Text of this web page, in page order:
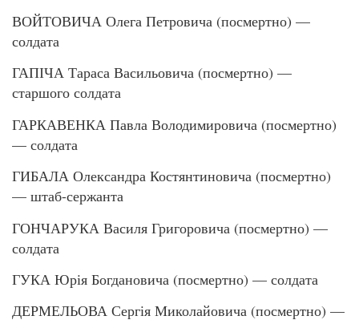
ВОЙТОВИЧА Олега Петровича (посмертно) —
солдата
ГАПІЧА Тараса Васильовича (посмертно) —
старшого солдата
ГАРКАВЕНКА Павла Володимировича (посмертно)
— солдата
ГИБАЛА Олександра Костянтиновича (посмертно)
— штаб-сержанта
ГОНЧАРУКА Василя Григоровича (посмертно) —
солдата
ГУКА Юрія Богдановича (посмертно) — солдата
ДЕРМЕЛЬОВА Сергія Миколайовича (посмертно) —